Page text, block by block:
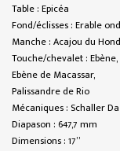
Table : Epicéa
Fond/éclisses : Erable
Manche : Acajou du
Touche/chevalet : Ebène,
Ebène de Macassar,
Palissandre de Rio
Mécaniques : Schaller
Diapason : 647,7 mm
Dimensions : 17”